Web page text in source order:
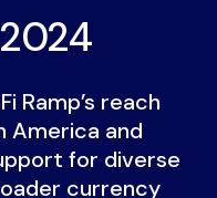
Ramp’s reach
America and
for diverse
currency